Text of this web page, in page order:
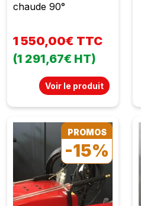
chaude 90°
1 550,00€ TTC
(1 291,67€ HT)
Voir le produit
PROMOS
-15%